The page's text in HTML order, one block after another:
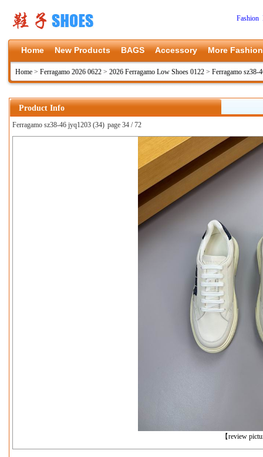
Fashion
Home New Products BAGS Accessory More Fashion
Home > Ferragamo 2026 0622 > 2026 Ferragamo Low Shoes 0122 > Ferragamo sz38-
Product Info
Ferragamo sz38-46 jyq1203 (34) page 34 / 72
【review
上一张